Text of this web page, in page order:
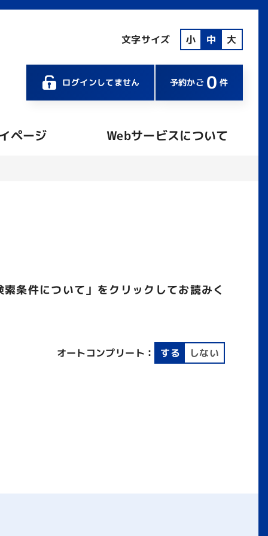
文字サイズ 小 中 大
ログインしてません 予約かご 0 件
ページ Webサービスについて
条件について」をクリックしてお読みく
オートコンプリート： する しない